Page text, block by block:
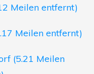
Meilen entfernt)
Meilen entfernt)
(5.21 Meilen